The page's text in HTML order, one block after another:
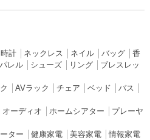
時計│ ネックレス ネイル│ バッグ│ 香
レル│ シューズ│ リング│ ブレスレッ
AVラック チェア ベッド バス
オーディオ ホームシアター
プレーヤ
ター 健康家電│ 美容家電│情報家電